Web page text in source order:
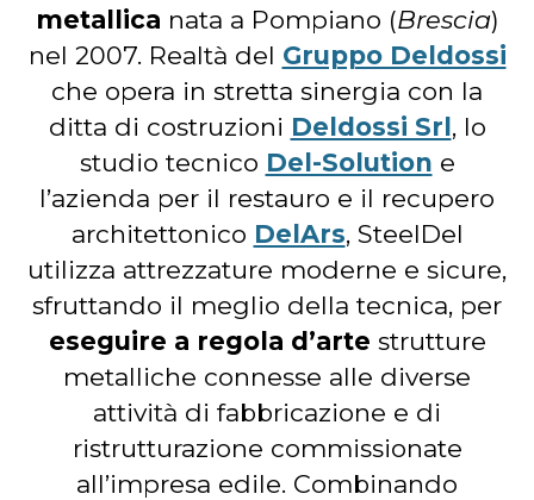
metallica nata a Pompiano (Brescia)
nel 2007. Realtà del Gruppo Deldossi
che opera in stretta sinergia con la
ditta di costruzioni Deldossi Srl, lo
studio tecnico Del-Solution e
l’azienda per il restauro e il recupero
architettonico DelArs, SteelDel
utilizza attrezzature moderne e sicure,
sfruttando il meglio della tecnica, per
eseguire a regola d’arte strutture
metalliche connesse alle diverse
attività di fabbricazione e di
ristrutturazione commissionate
all’impresa edile. Combinando